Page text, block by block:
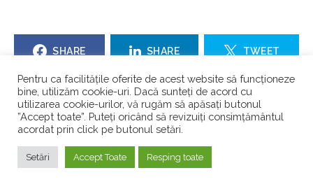
SHARE SHARE TWEET
SHARE
Pentru ca facilitățile oferite de acest website să funcționeze
bine, utilizăm cookie-uri. Dacă sunteți de acord cu
utilizarea cookie-urilor, vă rugăm să apăsați butonul
”Accept toate”. Puteți oricând să revizuiți consimțământul
acordat prin click pe butonul setări.
Setări Accept Toate Resping toate